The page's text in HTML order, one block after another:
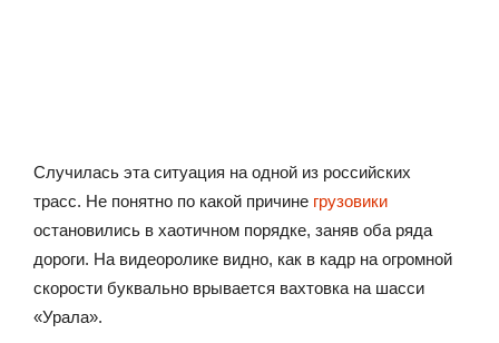
Случилась эта ситуация на одной из российских
трасс. Не понятно по какой причине грузовики
остановились в хаотичном порядке, заняв оба ряда
дороги. На видеоролике видно, как в кадр на огромной
скорости буквально врывается вахтовка на шасси
«Урала».